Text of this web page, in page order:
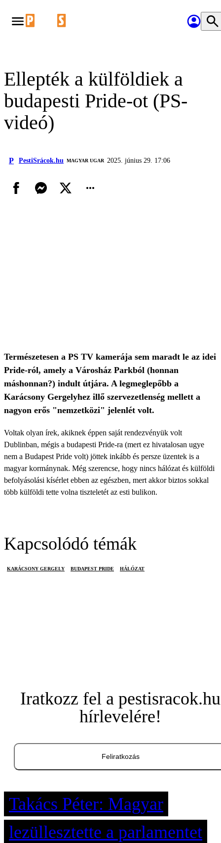
Ellepték a külföldiek a
budapesti Pride-ot (PS-
videó)
P PestiSrácok.hu MAGYAR UGAR 2025. június 29. 17:06
Természetesen a PS TV kamerája sem maradt le az idei
Pride-ról, amely a Városház Parkból (honnan
máshonnan?) indult útjára. A legmeglepőbb a
Karácsony Gergelyhez illő szervezetlenség mellett a
nagyon erős "nemzetközi" jelenlét volt.
Voltak olyan írek, akiknek éppen saját rendezvényük volt
Dublinban, mégis a budapesti Pride-ra (mert ez hivatalosan ugye
nem a Budapest Pride volt) jöttek inkább és persze üzentek is a
magyar kormánynak. Még szerencse, hogy nincs hálózat és külföldi
befolyásolási kísérlet ebben az egészben, mert akkor biztos sokkal
több külföldi tette volna tiszteletét az esti bulikon.
Kapcsolódó témák
KARÁCSONY GERGELY BUDAPEST PRIDE HÁLÓZAT
Iratkozz fel a pestisracok.hu
hírlevelére!
Feliratkozás
Takács Péter: Magyar
lezüllesztette a parlamentet